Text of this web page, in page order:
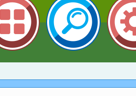
老師王老師、
語競賽國小朗讀
師林老師
校參加桃園市中
瑛教師榮獲教
語-第二名
校參與2026世
獲科學小創客佳
校參加桃園市中